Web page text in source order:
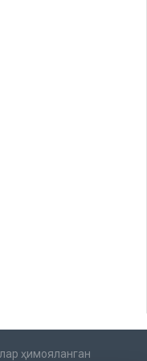
этилган.
маълумотлар ўрин
ҳимояланган